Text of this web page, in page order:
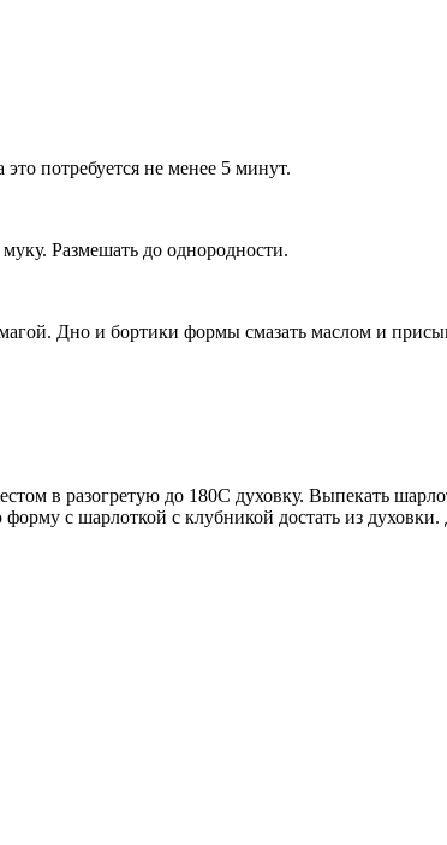
потребуется не менее 5 минут.
Размешать до однородности.
Дно и бортики формы смазать маслом и
в разогретую до 180С духовку. Выпекать
с шарлоткой с клубникой достать из